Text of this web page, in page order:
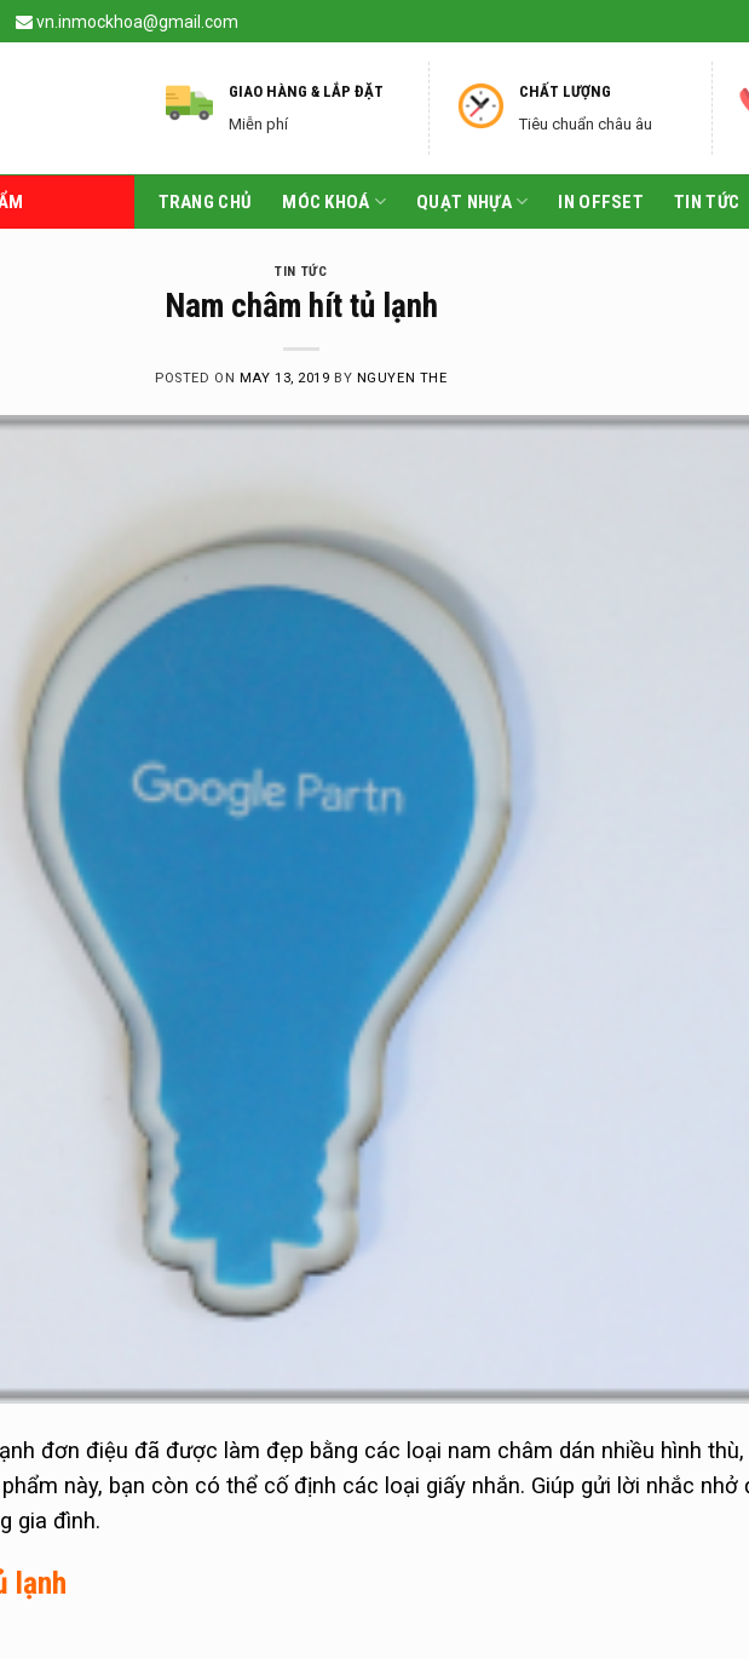
vn.inmockhoa@gmail.com
GIAO HÀNG & LẮP ĐẶT
Miễn phí
CHẤT LƯỢNG
Tiêu chuẩn châu âu
TRANG CHỦ MÓC KHOÁ QUẠT NHỰA IN OFFSET TIN TỨC
TIN TỨC
Nam châm hít tủ lạnh
POSTED ON MAY 13, 2019 BY NGUYEN THE
đơn điệu đã được làm đẹp bằng các loại nam châm dán nhiều hình thù,
này, bạn còn có thể cố định các loại giấy nhắn. Giúp gửi lời nhắc nhở
gia đình.
lạnh